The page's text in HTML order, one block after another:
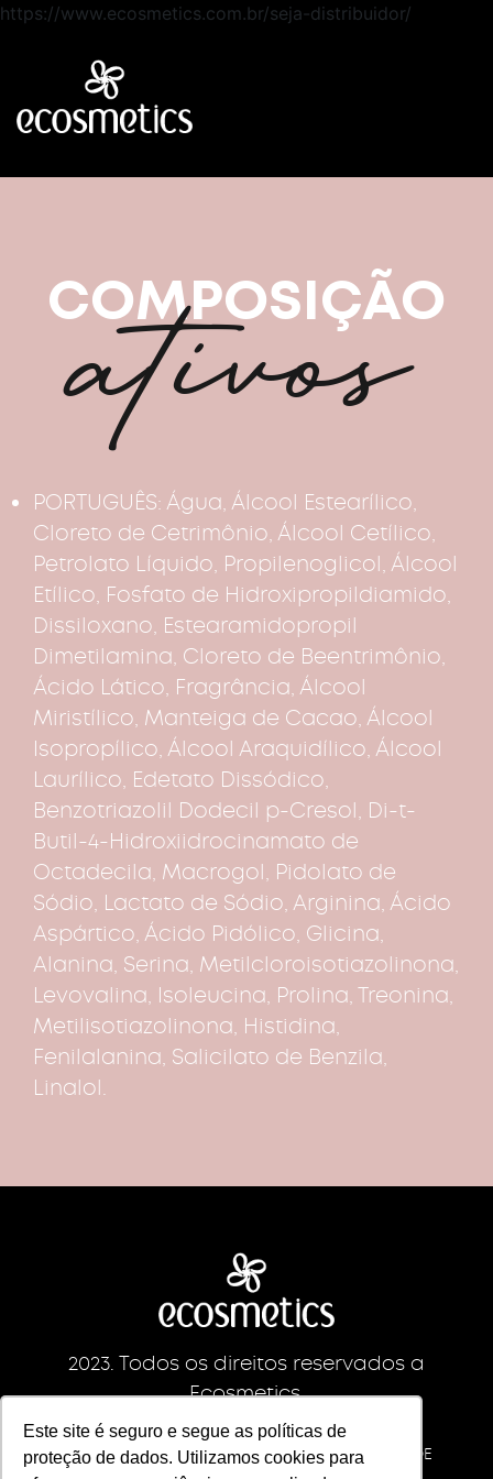
Este site é seguro e segue as políticas de
proteção de dados. Utilizamos cookies para
https://www.ecosmetics.com.br/seja-distribuidor/
COMPOSIÇÃO
ativos
PORTUGUÊS: Água, Álcool Estearílico,
Cloreto de Cetrimônio, Álcool Cetílico,
Petrolato Líquido, Propilenoglicol, Álcool
Etílico, Fosfato de Hidroxipropildiamido,
Dissiloxano, Estearamidopropil
Dimetilamina, Cloreto de Beentrimônio,
Ácido Lático, Fragrância, Álcool
Miristílico, Manteiga de Cacao, Álcool
Isopropílico, Álcool Araquidílico, Álcool
Laurílico, Edetato Dissódico,
Benzotriazolil Dodecil p-Cresol, Di-t-
Butil-4-Hidroxiidrocinamato de
Octadecila, Macrogol, Pidolato de
Sódio, Lactato de Sódio, Arginina, Ácido
Aspártico, Ácido Pidólico, Glicina,
Alanina, Serina, Metilcloroisotiazolinona,
Levovalina, Isoleucina, Prolina, Treonina,
Metilisotiazolinona, Histidina,
Fenilalanina, Salicilato de Benzila,
Linalol.
2023. Todos os direitos reservados a
Ecosmetics.
CNPJ da empresa: 09213892/0001-83
ECS INDUSTRIA IMPORTACAO E EXPORTACAO DE